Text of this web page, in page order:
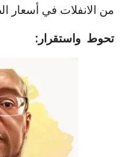
من الانفلات في أسعار
تحوط واستقرار: